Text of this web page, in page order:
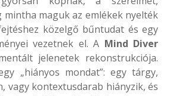
mintha maguk az emlékek nyelték
közelgő bűntudat és egy
vezetnek el. A Mind Diver
jelenetek rekonstrukciója.
„hiányos mondat”: egy tárgy,
vagy kontextusdarab hiányzik, és